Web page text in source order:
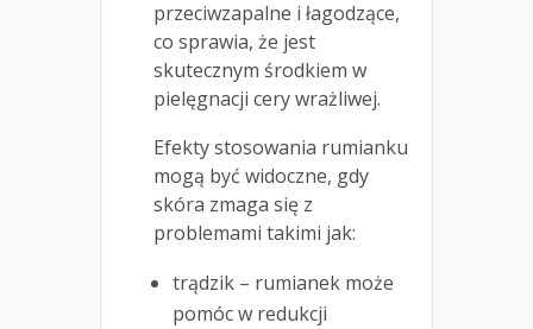
przeciwzapalne i łagodzące,
co sprawia, że jest
skutecznym środkiem w
pielęgnacji cery wrażliwej.
Efekty stosowania rumianku
mogą być widoczne, gdy
skóra zmaga się z
problemami takimi jak:
trądzik – rumianek może
pomóc w redukcji